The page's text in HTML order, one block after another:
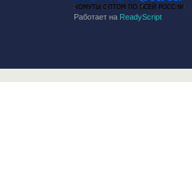
Работает на ReadyScript